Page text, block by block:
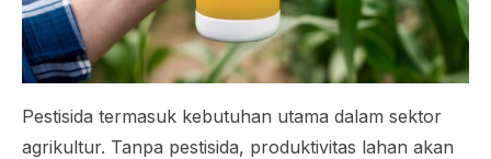
Pestisida termasuk kebutuhan utama dalam sektor
agrikultur. Tanpa pestisida, produktivitas lahan akan